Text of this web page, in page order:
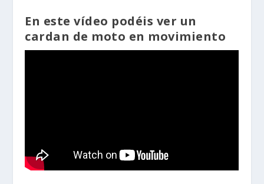
En este vídeo podéis ver un
cardan de moto en movimiento